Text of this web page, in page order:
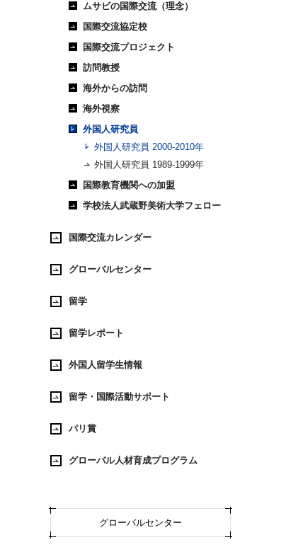
ムサビの国際交流（理念）
国際交流協定校
国際交流プロジェクト
訪問教授
海外からの訪問
海外視察
外国人研究員
外国人研究員 2000-2010年
外国人研究員 1989-1999年
国際教育機関への加盟
学校法人武蔵野美術大学フェロー
国際交流カレンダー
グローバルセンター
留学
留学レポート
外国人留学生情報
留学・国際活動サポート
パリ賞
グローバル人材育成プログラム
グローバルセンター